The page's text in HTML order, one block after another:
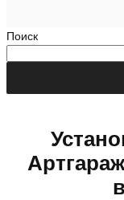
Поиск